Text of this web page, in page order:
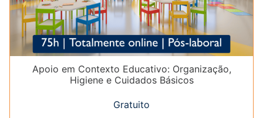
Apoio em Contexto Educativo: Organização,
Higiene e Cuidados Básicos
Gratuito